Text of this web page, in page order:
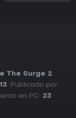
The Surge 2,
. Publicado por
en PC: 23